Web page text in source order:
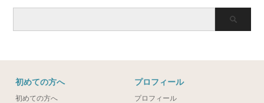
初めての方へ
初めての方へ
プロフィール
プロフィール